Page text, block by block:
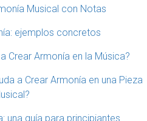
Musical con Notas
ejemplos concretos
Crear Armonía en la Música?
a Crear Armonía en una Pieza
una guía para principiantes